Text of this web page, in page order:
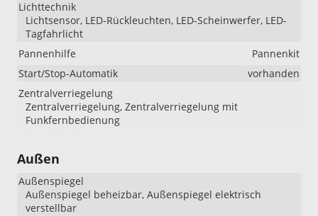
Lichttechnik
Lichtsensor, LED-Rückleuchten, LED-Scheinwerfer, LED-
Tagfahrlicht
Pannenhilfe
Pannenkit
Start/Stop-Automatik
vorhanden
Zentralverriegelung
Zentralverriegelung, Zentralverriegelung mit
Funkfernbedienung
Außen
Außenspiegel
Außenspiegel beheizbar, Außenspiegel elektrisch
verstellbar